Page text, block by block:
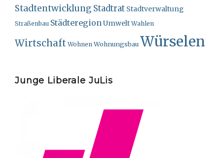
Stadtentwicklung Stadtrat Stadtverwaltung
Straßenbau StädteregionUmwelt Wahlen
Wirtschaft Wohnen WohnungsbauWürselen
Junge Liberale JuLis